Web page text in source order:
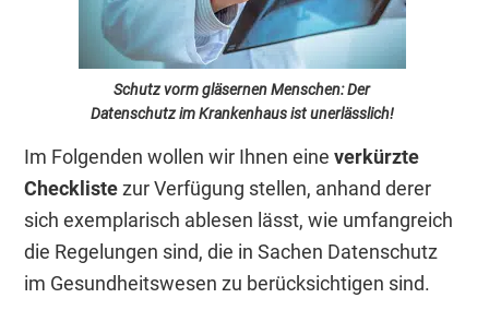
Schutz vorm gläsernen Menschen: Der
Datenschutz im Krankenhaus ist unerlässlich!
Im Folgenden wollen wir Ihnen eine verkürzte
Checklistezur Verfügung stellen, anhand derer
sich exemplarisch ablesen lässt, wie umfangreich
die Regelungen sind, die in Sachen Datenschutz
im Gesundheitswesen zu berücksichtigen sind.